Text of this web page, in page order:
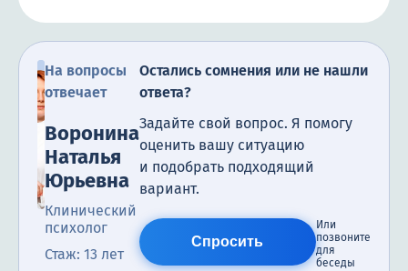
На вопросы
отвечает
Воронина
Наталья
Юрьевна
Клинический
психолог
Стаж: 13 лет
Остались сомнения или не нашли
ответа?
Задайте свой вопрос. Я помогу
оценить вашу ситуацию
и подобрать подходящий
вариант.
Спросить
Или
позвоните
для
беседы